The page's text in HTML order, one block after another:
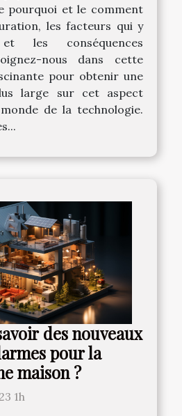
pourquoi et le comment
les facteurs qui y
les conséquences
nous dans cette
pour obtenir une
large sur cet aspect
de la technologie.
des nouveaux
pour la
maison ?
1h